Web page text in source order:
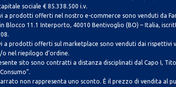
sociale € 85.338.500 i.v.
a prodotti offerti nel nostro e-commerce sono venduti da
Blocco 11.1 Interporto, 40010 Bentivoglio (BO) – Italia,
a prodotti offerti sul marketplace sono venduti dai
nel riepilogo d’ordine.
sito sono contratti a distanza disciplinati dal Capo I,
non rappresenta uno sconto. È il prezzo di vendita al